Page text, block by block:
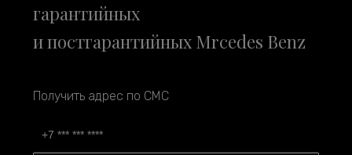
гарантийных
и постгарантийных Mrcedes Benz
Получить адрес по СМС